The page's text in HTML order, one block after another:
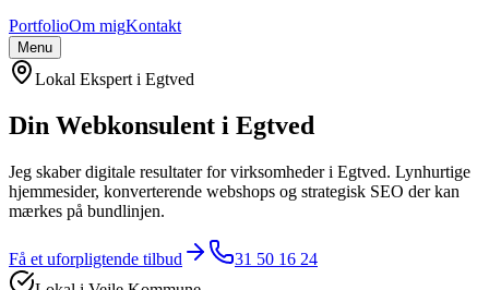
PortfolioOm migKontakt
Menu
Lokal Ekspert i Egtved
Din Webkonsulent i Egtved
Jeg skaber digitale resultater for virksomheder i Egtved. Lynhurtige
hjemmesider, konverterende webshops og strategisk SEO der kan
mærkes på bundlinjen.
Få et uforpligtende tilbud
31 50 16 24